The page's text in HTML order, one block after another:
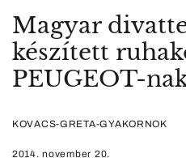
Magyar
készített
PEUGEOT-
KOVACS-GRETA-GYAKORNOK
2014. november 20.